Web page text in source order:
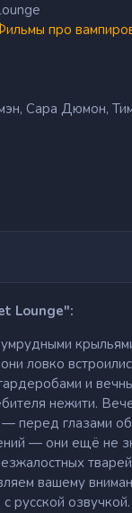
про
Сара Дюмон,
Lounge":
ловко
и
нежити.
— перед глазами
— они ещё не
вашему
русской озвучкой.